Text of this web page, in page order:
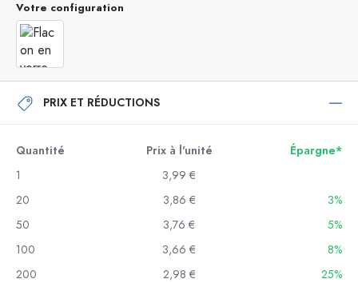
Votre configuration
PRIX ET RÉDUCTIONS
Quantité Prix à l'unité
Épargne*
1
3,99 €
20
3,86 €
3%
50
3,76 €
5%
100
3,66 €
8%
200
2,98 €
25%